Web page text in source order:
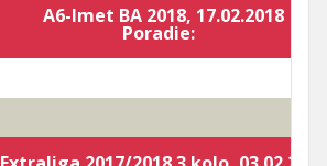
A6-Imet BA 2018, 17.02.2018
Poradie: